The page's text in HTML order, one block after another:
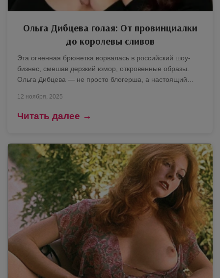
Ольга Дибцева голая: От провинциалки
до королевы сливов
Эта огненная брюнетка ворвалась в российский шоу-
бизнес, смешав дерзкий юмор, откровенные образы.
Ольга Дибцева — не просто блогерша, а настоящий…
12 ноября, 2025
Читать далее →